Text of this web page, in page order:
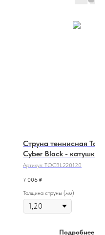
Струна теннисная
Cyber Black - катушка
Артикул: TOCBL220120
7 006 ₽
Толщина струны (мм)
Подробнее